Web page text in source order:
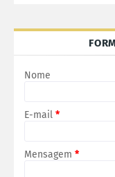
Nome
E-mail *
Mensagem *